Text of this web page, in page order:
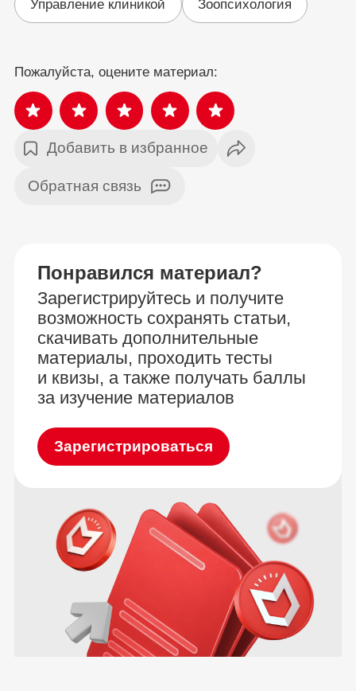
Управление клиникой Зоопсихология
Пожалуйста, оцените материал:
Добавить в избранное
Обратная связь
Понравился материал?
Зарегистрируйтесь и получите
возможность сохранять статьи,
скачивать дополнительные
материалы, проходить тесты
и квизы, а также получать баллы
за изучение материалов
Зарегистрироваться